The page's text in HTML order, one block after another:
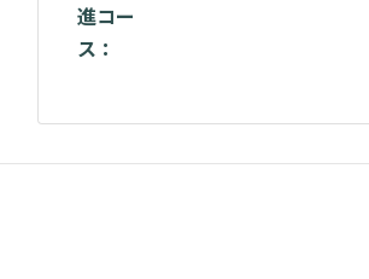
進コー
ス：